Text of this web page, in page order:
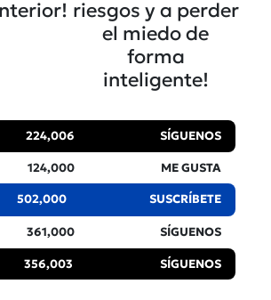
riesgos y a perder
el miedo de
forma
inteligente!
224,006 SÍGUENOS
124,000 ME GUSTA
502,000 SUSCRÍBETE
361,000 SÍGUENOS
356,003 SÍGUENOS